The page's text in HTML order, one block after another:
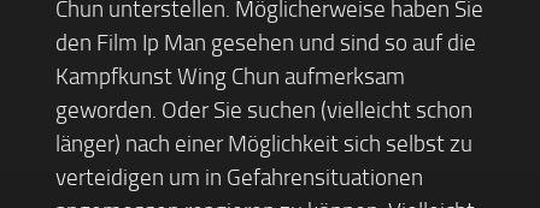
Chun unterstellen. Möglicherweise haben Sie
den Film Ip Man gesehen und sind so auf die
Kampfkunst Wing Chun aufmerksam
geworden. Oder Sie suchen (vielleicht schon
länger) nach einer Möglichkeit sich selbst zu
verteidigen um in Gefahrensituationen